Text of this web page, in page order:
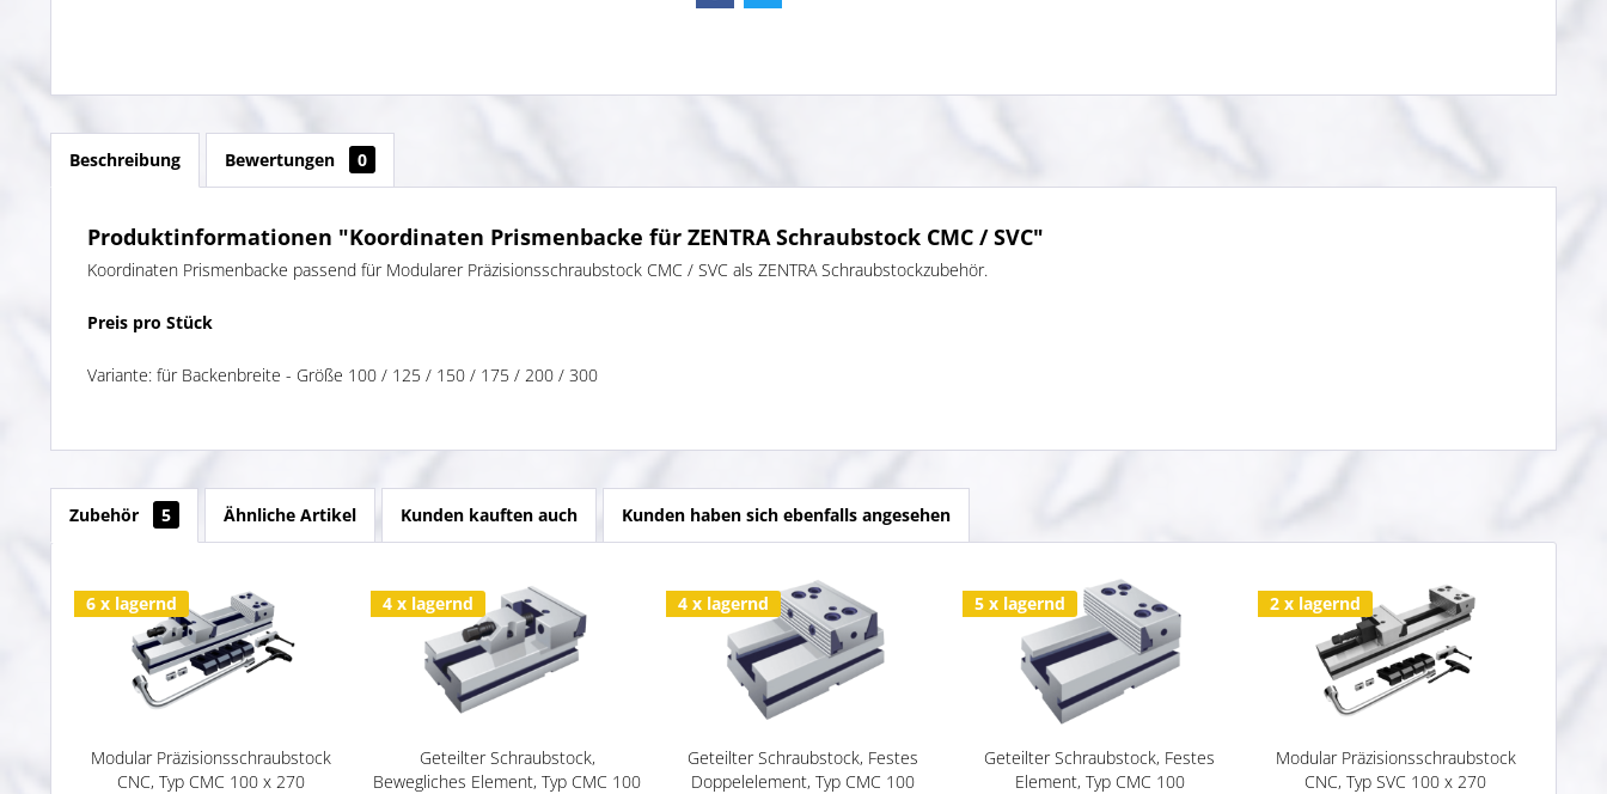
Beschreibung Bewertungen 0
Produktinformationen "Koordinaten Prismenbacke für ZENTRA Schraubstock CMC / SVC"
Koordinaten Prismenbacke passend für Modularer Präzisionsschraubstock CMC / SVC als ZENTRA Schraubstockzubehör.
Preis pro Stück
Variante: für Backenbreite - Größe 100 / 125 / 150 / 175 / 200 / 300
Zubehör 5 Ähnliche Artikel Kunden kauften auch Kunden haben sich ebenfalls angesehen
6 x lagernd
Modular Präzisionsschraubstock
CNC, Typ CMC 100 x 270
4 x lagernd
Geteilter Schraubstock,
Bewegliches Element, Typ CMC 100
4 x lagernd
Geteilter Schraubstock, Festes
Doppelelement, Typ CMC 100
5 x lagernd
Geteilter Schraubstock, Festes
Element, Typ CMC 100
2 x lagernd
Modular Präzisionsschraubstock
CNC, Typ SVC 100 x 270